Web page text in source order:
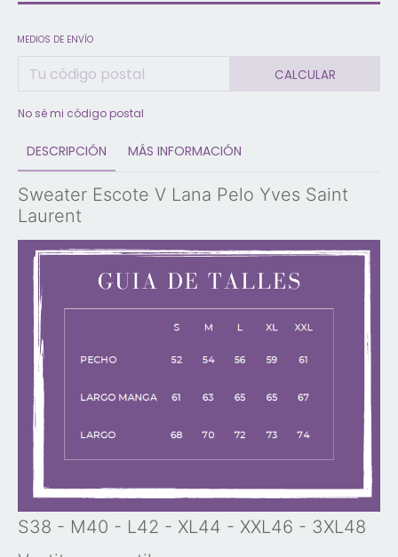
MEDIOS DE ENVÍO
CALCULAR
No sé mi código postal
DESCRIPCIÓN MÁS INFORMACIÓN
Sweater Escote V Lana Pelo Yves Saint
Laurent
S38 - M40 - L42 - XL44 - XXL46 - 3XL48